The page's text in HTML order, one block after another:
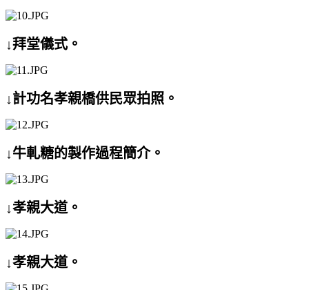
↓拜堂儀式。
↓計功名孝親橋供民眾拍照。
↓牛軋糖的製作過程簡介。
↓孝親大道。
↓孝親大道。